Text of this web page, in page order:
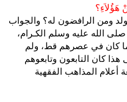
هَؤُلاَءِ؟
ومن الرافضون له؟ والجواب
الله عليه وسلم الكـرام،
ما كان في عصرهم قط، ولم
هذا كان التابعون وتابعوهم
أعلام المذاهب الفقهية